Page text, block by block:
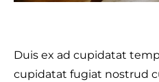
Duis ex ad cupidatat
cupidatat fugiat nostrud